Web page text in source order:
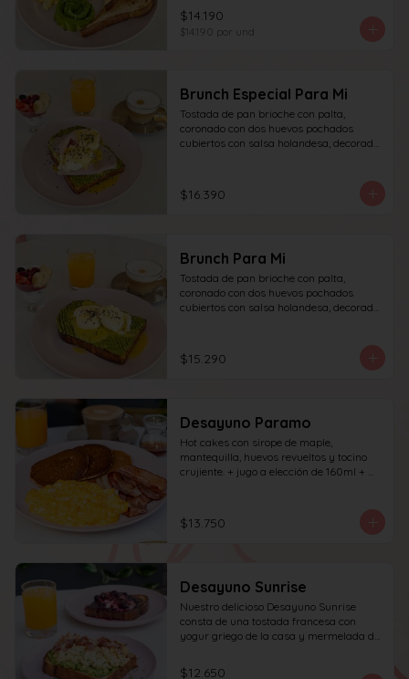
$1.000 adicionales), + yogur griego con
granola y frutas de estación.
$14.190
$14.190 por und
Brunch Especial Para Mi
Tostada de pan brioche con palta,
coronado con dos huevos pochados
cubiertos con salsa holandesa, decorado
tocino) incluye café simple o té
tradicional (el café puede ser doble por
$16.390
Brunch Para Mi
Tostada de pan brioche con palta,
coronado con dos huevos pochados
cubiertos con salsa holandesa, decorado
$1.000 adicionales) + jugo del día de
160ml + yogur griego con granola y
$15.290
Desayuno Paramo
Hot cakes con sirope de maple,
mantequilla, huevos revueltos y tocino
crujiente. + jugo a elección de 160ml +
$13.750
Desayuno Sunrise
Nuestro delicioso Desayuno Sunrise
consta de una tostada francesa con
yogur griego de la casa y mermelada de
de pan blanco con palta molida, pasta de
$12.650